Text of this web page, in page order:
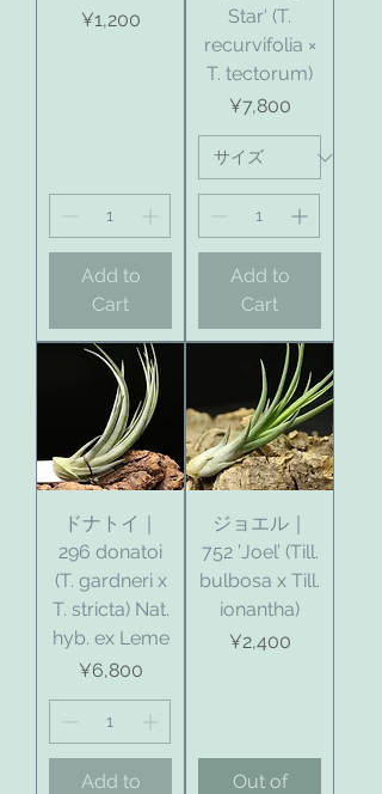
Price
¥1,200
Add to
Cart
Star' (T.
recurvifolia ×
T. tectorum)
Price
¥7,800
Add to
Cart
ドナトイ｜
296 donatoi
(T. gardneri x
T. stricta) Nat.
hyb. ex Leme
Price
¥6,800
Add to
ジョエル｜
752 ’Joel’ (Till.
bulbosa x Till.
ionantha)
Price
¥2,400
Out of